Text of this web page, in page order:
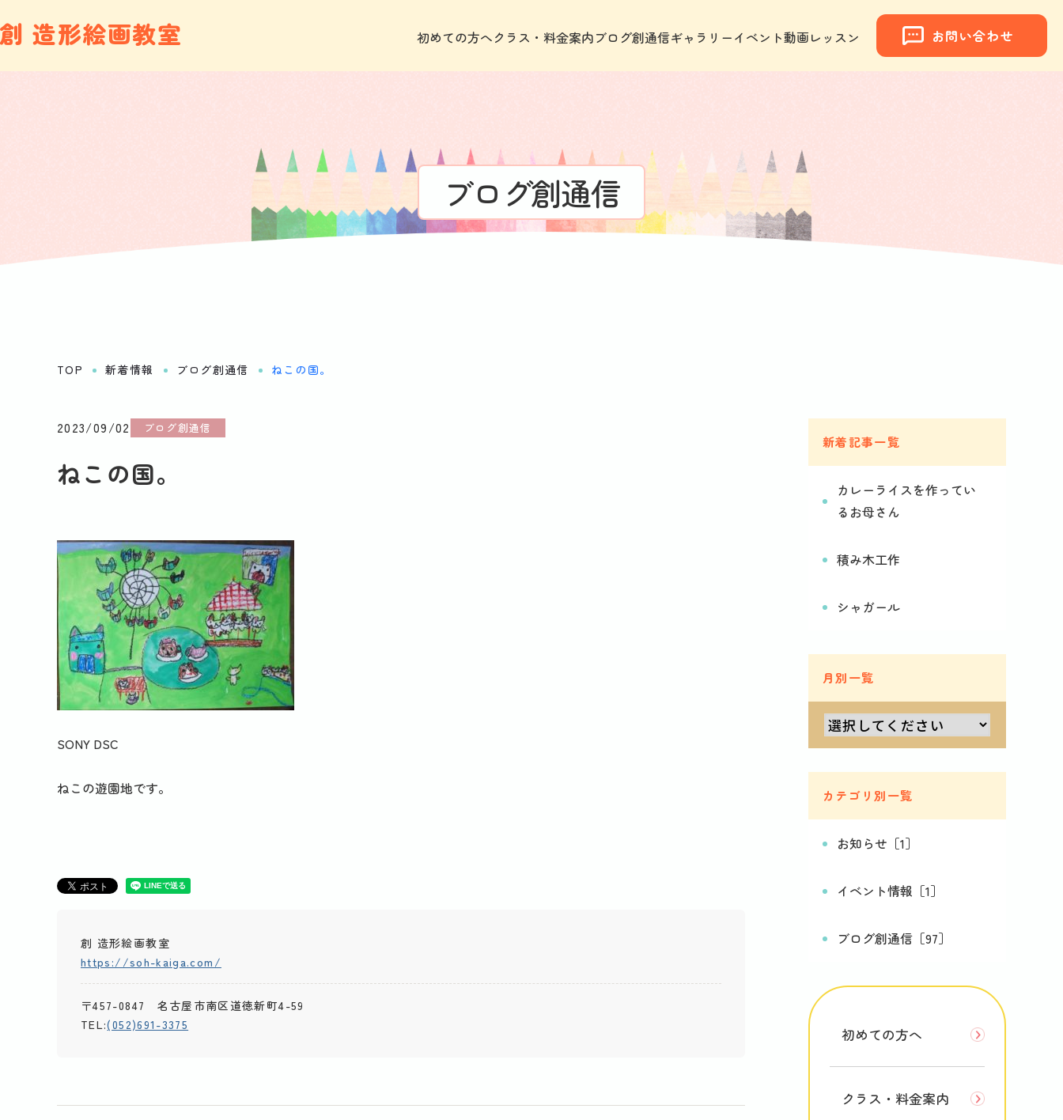
創 造形絵画教室 初めての方へクラス・料金案内ブログ創通信ギャラリーイベント動画レッスン お問い合わせ
ブログ創通信
TOP 新着情報 ブログ創通信 ねこの国。
2023/09/02 ブログ創通信
ねこの国。
SONY DSC
ねこの遊園地です。
創 造形絵画教室
https://soh-kaiga.com/
〒457-0847 名古屋市南区道徳新町4-59
TEL:(052)691-3375
新着記事一覧
カレーライスを作ってい
るお母さん
積み木工作
シャガール
月別一覧
カテゴリ別一覧
お知らせ［1］
イベント情報［1］
ブログ創通信［97］
初めての方へ
クラス・料金案内